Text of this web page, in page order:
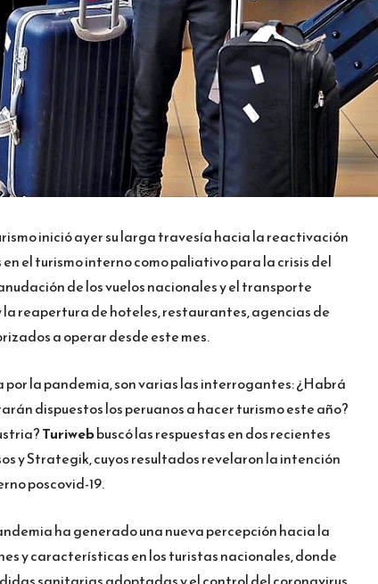
inició ayer su larga travesía hacia la reactivación
el turismo interno como paliativo para la crisis del
de los vuelos nacionales y el transporte
la reapertura de hoteles, restaurantes, agencias de
a operar desde este mes.
la pandemia, son varias las interrogantes: ¿Habrá
dispuestos los peruanos a hacer turismo este año?
Turiwebbuscó las respuestas en dos recientes
y Strategik, cuyos resultados revelaron la intención
poscovid-19.
ha generado una nueva percepción hacia la
y características en los turistas nacionales, donde